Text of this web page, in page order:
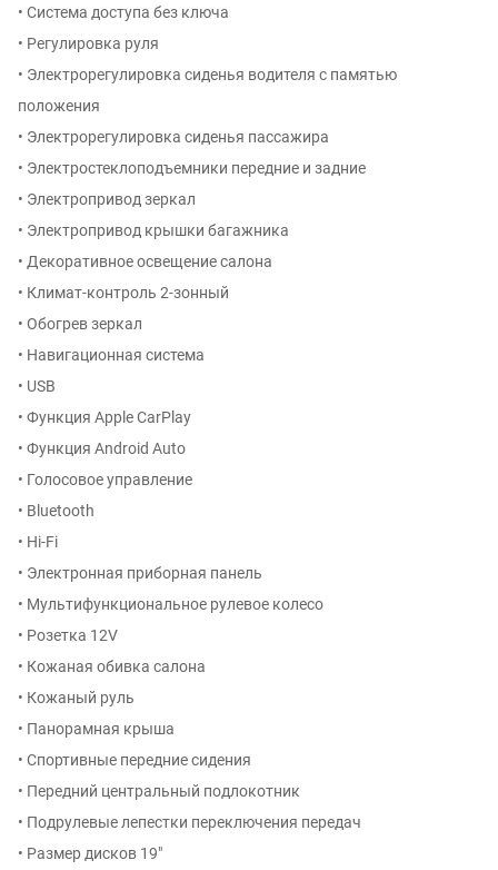
• Система доступа без ключа
• Регулировка руля
• Электрорегулировка сиденья водителя с памятью
положения
• Электрорегулировка сиденья пассажира
• Электростеклоподъемники передние и задние
• Электропривод зеркал
• Электропривод крышки багажника
• Декоративное освещение салона
• Климат-контроль 2-зонный
• Обогрев зеркал
• Навигационная система
• USB
• Функция Apple CarPlay
• Функция Android Auto
• Голосовое управление
• Bluetooth
• Hi-Fi
• Электронная приборная панель
• Мультифункциональное рулевое колесо
• Розетка 12V
• Кожаная обивка салона
• Кожаный руль
• Панорамная крыша
• Спортивные передние сидения
• Передний центральный подлокотник
• Подрулевые лепестки переключения передач
• Размер дисков 19″